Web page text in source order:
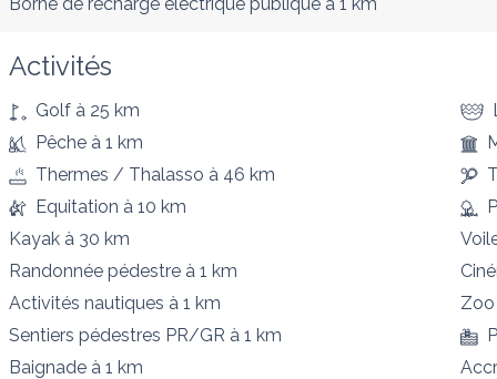
Activités
Golf à 25 km
Pêche à 1 km
Thermes / Thalasso à 46 km
Equitation à 10 km
Kayak à 30 km
Randonnée pédestre à 1 km
Activités nautiques à 1 km Zoo
Sentiers pédestres PR/GR à 1 km
Baignade à 1 km